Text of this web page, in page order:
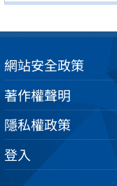
網站安全政策
著作權聲明
隱私權政策
登入